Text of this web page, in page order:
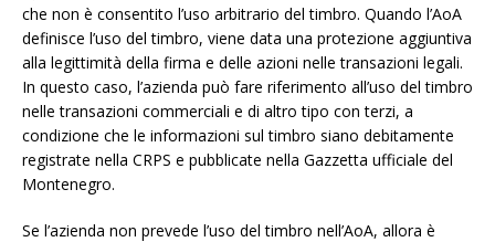
che non è consentito l’uso arbitrario del timbro. Quando l’AoA
definisce l’uso del timbro, viene data una protezione aggiuntiva
alla legittimità della firma e delle azioni nelle transazioni legali.
In questo caso, l’azienda può fare riferimento all’uso del timbro
nelle transazioni commerciali e di altro tipo con terzi, a
condizione che le informazioni sul timbro siano debitamente
registrate nella CRPS e pubblicate nella Gazzetta ufficiale del
Montenegro.
Se l’azienda non prevede l’uso del timbro nell’AoA, allora è